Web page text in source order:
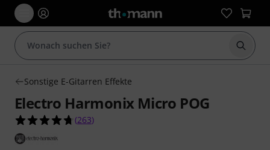
Suche
Sonstige E-Gitarren Effekte
Electro Harmonix Micro POG
4.7 von 5 Sternen aus 263 Kundenbewertungen
(263)